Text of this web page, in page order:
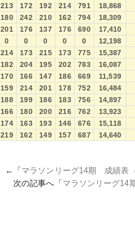
213 172 192 214 791 18,868
180 242 210 162 794 18,309
201 176 137 176 690 17,410
0 0 0 0 0 12,198
214 173 215 173 775 15,387
182 204 195 202 783 16,087
170 166 147 186 669 11,539
159 214 201 178 752 16,484
188 199 186 183 756 14,897
166 180 200 216 762 13,923
174 163 193 146 676 15,118
219 162 149 157 687 14,640
←「 マラソンリーグ14期 成績表
次の記事へ「 マラソンリーグ14